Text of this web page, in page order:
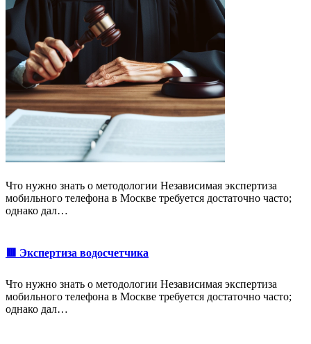
Что нужно знать о методологии Независимая экспертиза
мобильного телефона в Москве требуется достаточно часто;
однако дал…
🟥 Экспертиза водосчетчика
Что нужно знать о методологии Независимая экспертиза
мобильного телефона в Москве требуется достаточно часто;
однако дал…